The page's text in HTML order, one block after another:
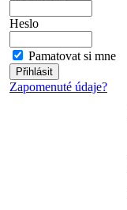
Heslo
Pamatovat si mne
Zapomenuté údaje?